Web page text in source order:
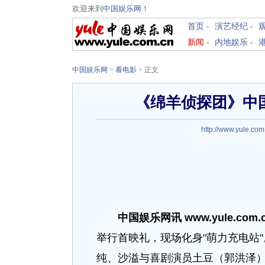
欢迎来到 中国娱乐网 ！
首页 - 演艺经纪 -
新闻 - 内地娱乐 -
中国娱乐网 > 看电影 > 正文
《绵羊侦探团》
http://
中国娱乐网讯
举行首映礼，现场化身"萌力充电站
纯、沙溢与喜剧演员土豆（郭洪泽